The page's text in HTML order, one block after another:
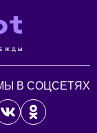
В СОЦСЕТЯХ